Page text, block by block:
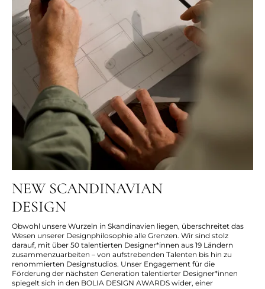
NEW SCANDINAVIAN
DESIGN
Obwohl unsere Wurzeln in Skandinavien liegen, überschreitet das
Wesen unserer Designphilosophie alle Grenzen. Wir sind stolz
darauf, mit über 50 talentierten Designer*innen aus 19 Ländern
zusammenzuarbeiten – von aufstrebenden Talenten bis hin zu
renommierten Designstudios. Unser Engagement für die
Förderung der nächsten Generation talentierter Designer*innen
spiegelt sich in den BOLIA DESIGN AWARDS wider, einer